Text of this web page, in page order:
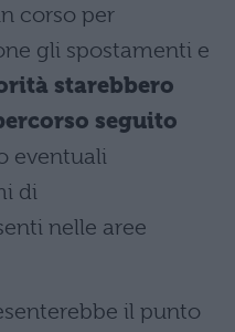
corso per
gli spostamenti e
starebbero
seguito
eventuali
di
nelle aree
il punto